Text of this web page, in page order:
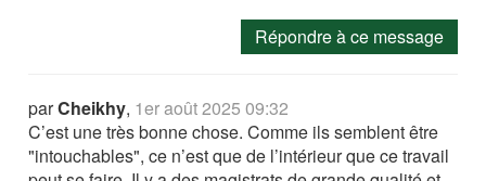
Répondre à ce message
parCheikhy, 1er août 2025 09:32
C’est une très bonne chose. Comme ils semblent être
"intouchables", ce n’est que de l’intérieur que ce travail